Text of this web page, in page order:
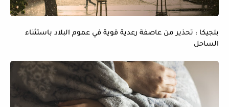
بلجيكا : تحذير من عاصفة رعدية قوية في عموم البلاد باستثناء
الساحل